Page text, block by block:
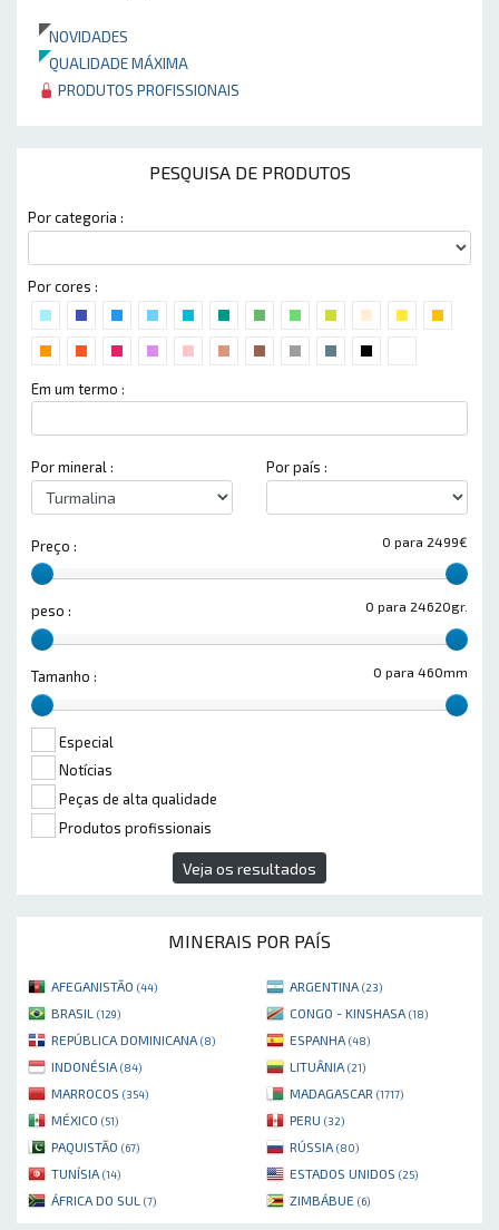
NOVIDADES
QUALIDADE MÁXIMA
PRODUTOS PROFISSIONAIS
PESQUISA DE PRODUTOS
Por categoria :
Por cores :
Em um termo :
Por mineral : Por país :
0 para 2499€
Preço :
0 para 24620gr.
peso :
0 para 460mm
Tamanho :
Especial
Notícias
Peças de alta qualidade
Produtos profissionais
Veja os resultados
MINERAIS POR PAÍS
AFEGANISTÃO (44) ARGENTINA (23)
BRASIL (129) CONGO - KINSHASA (18)
REPÚBLICA DOMINICANA (8) ESPANHA (48)
INDONÉSIA (84) LITUÂNIA (21)
MARROCOS (354) MADAGASCAR (1717)
MÉXICO (51) PERU (32)
PAQUISTÃO (67) RÚSSIA (80)
TUNÍSIA (14) ESTADOS UNIDOS (25)
ÁFRICA DO SUL (7) ZIMBÁBUE (6)